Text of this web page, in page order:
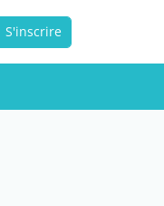
S'inscrire